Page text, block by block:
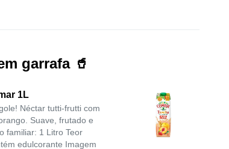
garrafa 🥤
1L
Néctar tutti-frutti com
Suave, frutado e
familiar: 1 Litro Teor
edulcorante Imagem